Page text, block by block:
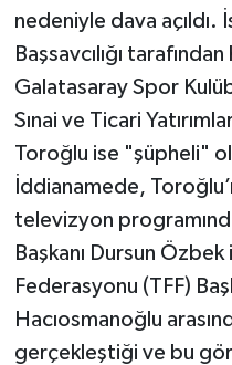
nedeniyle dava açıldı.
Başsavcılığı
Galatasaray Spor
Sınai ve Ticari
Toroğlu ise "şüpheli"
İddianamede,
televizyon
Başkanı Dursun
Federasyonu (TFF)
Hacıosmanoğlu
gerçekleştiği ve bu